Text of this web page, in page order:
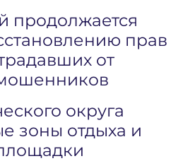
продолжается
прав
от
округа
зоны отдыха и